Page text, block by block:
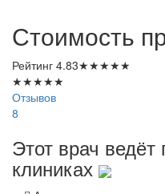
Стоимость
Рейтинг 4.83★★★★★
★★★★★
Отзывов
8
Этот врач ведёт
клиниках